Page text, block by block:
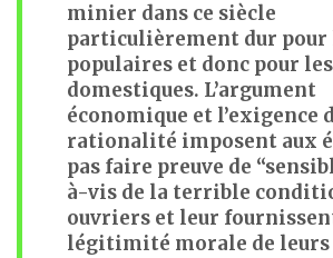
minier dans ce siècle
particulièrement dur pour
populaires et donc pour
domestiques. L’argument
économique et l’exigence
rationalité imposent aux
pas faire preuve de
à-vis de la terrible
ouvriers et leur
légitimité morale de leurs